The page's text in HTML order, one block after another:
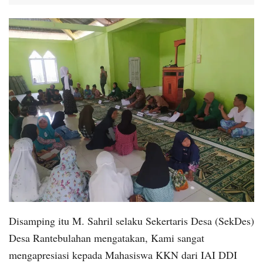
Disamping itu M. Sahril selaku Sekertaris Desa (SekDes)
Desa Rantebulahan mengatakan, Kami sangat
mengapresiasi kepada Mahasiswa KKN dari IAI DDI